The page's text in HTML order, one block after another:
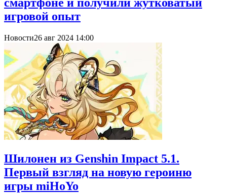
игровой опыт
Новости26 авг 2024 14:00
Шилонен из Genshin Impact 5.1.
Первый взгляд на новую героиню
игры miHoYo